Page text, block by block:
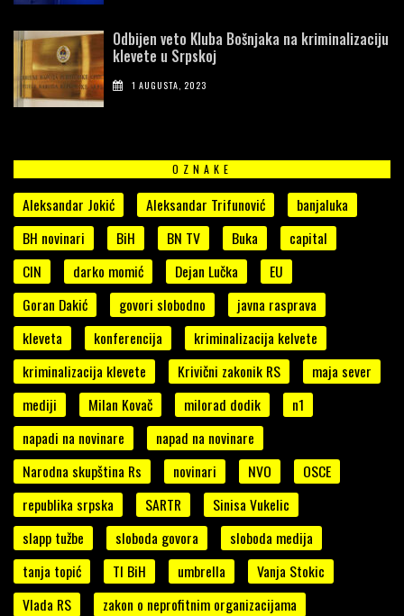
Odbijen veto Kluba Bošnjaka na kriminalizaciju
klevete u Srpskoj
1 AUGUSTA, 2023
OZNAKE
Aleksandar Jokić Aleksandar Trifunović
banjaluka
BH novinari
BiH BN TV Buka
capital
CIN
darko momić Dejan Lučka
EU
Goran Dakić
govori slobodno
javna rasprava
kleveta
konferencija
kriminalizacija kelvete
kriminalizacija klevete
Krivični zakonik RS
maja sever
mediji
Milan Kovač milorad dodik
n1
napadi na novinare
napad na novinare
Narodna skupština Rs
novinari NVO
OSCE
republika srpska
SARTR
Sinisa Vukelic
slapp tužbe
sloboda govora
sloboda medija
tanja topić
TI BiH umbrella
Vanja Stokic
Vlada RS
zakon o neprofitnim organizacijama